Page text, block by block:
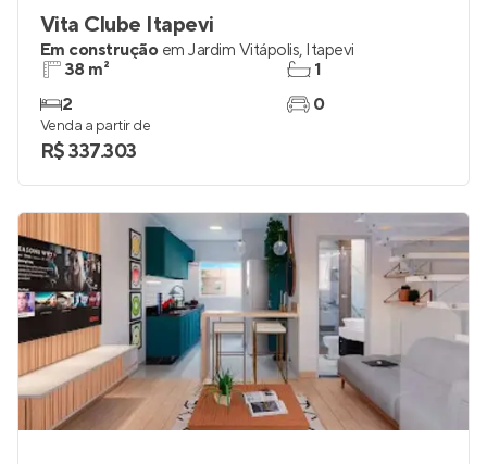
Vita Clube Itapevi
Em construção em Jardim Vitápolis, Itapevi
38 m²
2
1
0
Venda a partir de
R$ 337.303